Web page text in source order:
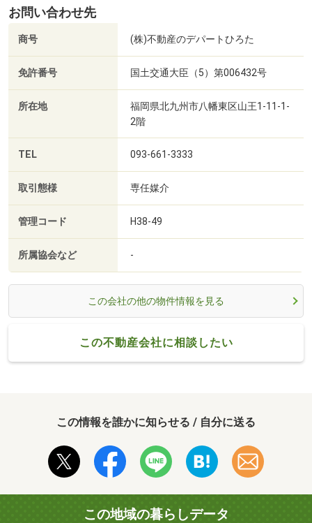
お問い合わせ先
商号 (株)不動産のデパートひろた
免許番号 国土交通大臣（5）第006432号
所在地
福岡県北九州市八幡東区山王1-11-1-
2階
TEL 093-661-3333
取引態様 専任媒介
管理コード H38-49
所属協会など -
この会社の他の物件情報を見る
この不動産会社に相談したい
この情報を誰かに知らせる / 自分に送る
この地域の暮らしデータ